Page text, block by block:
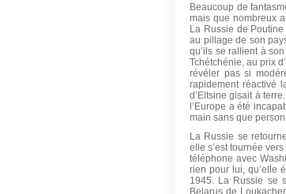
Beaucoup de
mais que nombreux
La Russie de
au pillage de son
qu’ils se rallient à
Tchétchénie, au prix
révéler pas si
rapidement réactivé
d’Eltsine gisait à
l’Europe a été
main sans que
La Russie se
elle s’est tournée
téléphone avec
rien pour lui, qu’elle
1945. La Russie se
Belarus de